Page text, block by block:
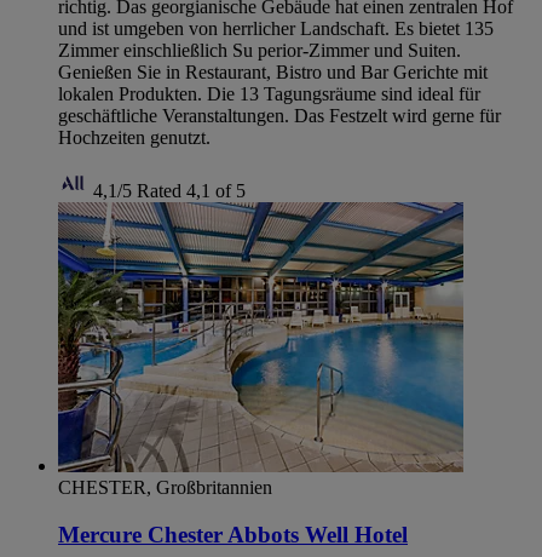
richtig. Das georgianische Gebäude hat einen zentralen Hof
und ist umgeben von herrlicher Landschaft. Es bietet 135
Zimmer einschließlich Su perior-Zimmer und Suiten.
Genießen Sie in Restaurant, Bistro und Bar Gerichte mit
lokalen Produkten. Die 13 Tagungsräume sind ideal für
geschäftliche Veranstaltungen. Das Festzelt wird gerne für
Hochzeiten genutzt.
4,1/5 Rated 4,1 of 5
CHESTER, Großbritannien
Mercure Chester Abbots Well Hotel